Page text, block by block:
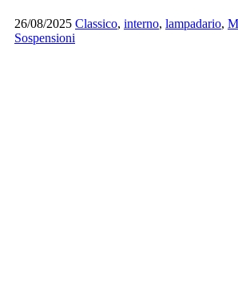
26/08/2025 Classico, interno, lampadario,
Sospensioni